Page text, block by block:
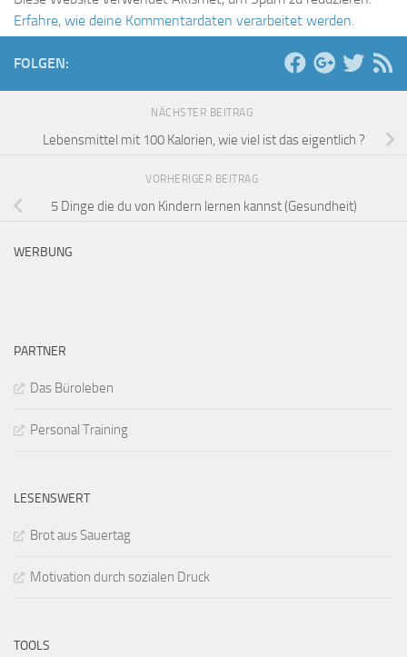
Erfahre, wie deine Kommentardaten verarbeitet werden.
FOLGEN:
NÄCHSTER BEITRAG
Lebensmittel mit 100 Kalorien, wie viel ist das eigentlich ?
VORHERIGER BEITRAG
5 Dinge die du von Kindern lernen kannst (Gesundheit)
WERBUNG
PARTNER
Das Büroleben
Personal Training
LESENSWERT
Brot aus Sauertag
Motivation durch sozialen Druck
TOOLS